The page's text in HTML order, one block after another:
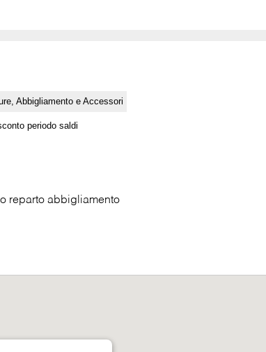
Abbigliamento e Accessori
periodo saldi
reparto abbigliamento